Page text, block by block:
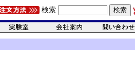
検索